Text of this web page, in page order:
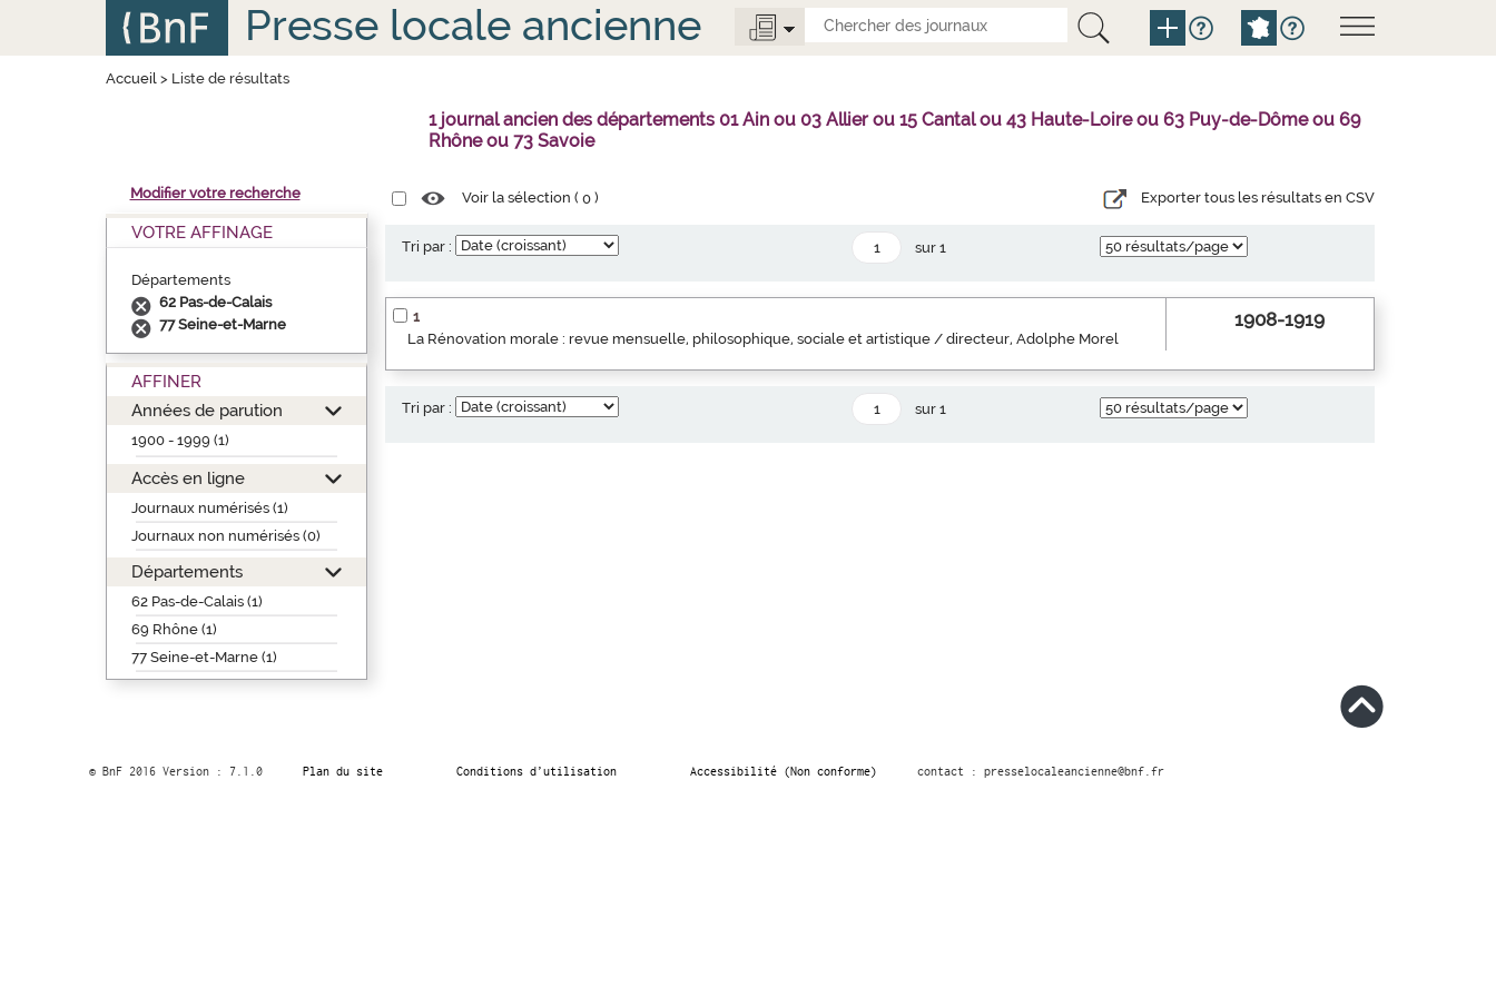
Presse locale ancienne
Accueil> Liste de résultats
1 journal ancien des départements 01 Ain ou 03 Allier ou 15 Cantal ou 43 Haute-Loire ou 63 Puy-de-Dôme ou 69
Rhône ou 73 Savoie
Modifier votre recherche
VOTRE AFFINAGE
Départements
62 Pas-de-Calais
77 Seine-et-Marne
AFFINER
Années de parution
1900 - 1999 (1)
Accès en ligne
Journaux numérisés (1)
Journaux non numérisés (0)
Départements
62 Pas-de-Calais (1)
69 Rhône (1)
77 Seine-et-Marne (1)
Voir la sélection (0 ) Exporter tous les résultats en CSV
Tri par : sur 1
1
La Rénovation morale : revue mensuelle, philosophique, sociale et artistique / directeur, Adolphe Morel
1908-1919
Tri par : sur 1
© BnF 2016 Version : 7.1.0 Plan du site Conditions d’utilisation Accessibilité (Non conforme) contact : presselocaleancienne@bnf.fr
Panneau de gestion des cookies